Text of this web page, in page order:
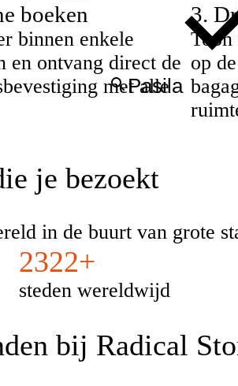
boeken
binnen enkele
en ontvang direct de
met alle
3.
op
je bezoekt
in de buurt van grote
2322+
steden wereldwijd
bij Radical